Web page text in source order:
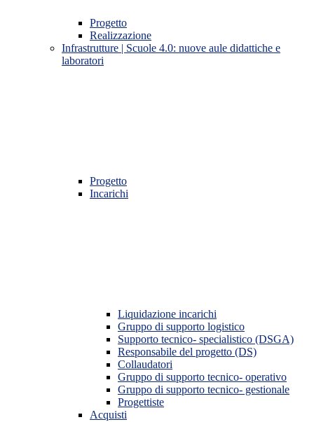
Progetto
Realizzazione
Infrastrutture | Scuole 4.0: nuove aule didattiche e
laboratori
Progetto
Incarichi
Liquidazione incarichi
Gruppo di supporto logistico
Supporto tecnico- specialistico (DSGA)
Responsabile del progetto (DS)
Collaudatori
Gruppo di supporto tecnico- operativo
Gruppo di supporto tecnico- gestionale
Progettiste
Acquisti